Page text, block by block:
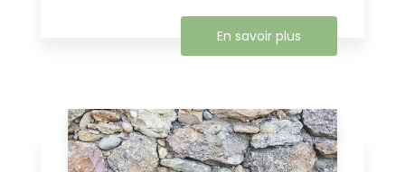
En savoir plus